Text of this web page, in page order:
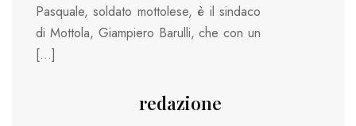
Pasquale, soldato mottolese, è il sindaco
di Mottola, Giampiero Barulli, che con un
[…]
redazione